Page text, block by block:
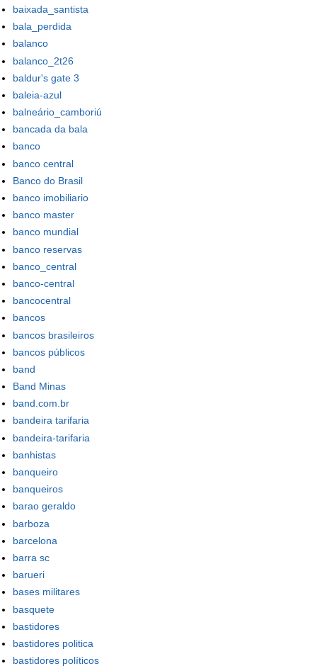
baixada_santista
bala_perdida
balanco
balanco_2t26
baldur's gate 3
baleia-azul
balneário_camboriú
bancada da bala
banco
banco central
Banco do Brasil
banco imobiliario
banco master
banco mundial
banco reservas
banco_central
banco-central
bancocentral
bancos
bancos brasileiros
bancos públicos
band
Band Minas
band.com.br
bandeira tarifaria
bandeira-tarifaria
banhistas
banqueiro
banqueiros
barao geraldo
barboza
barcelona
barra sc
barueri
bases militares
basquete
bastidores
bastidores politica
bastidores políticos